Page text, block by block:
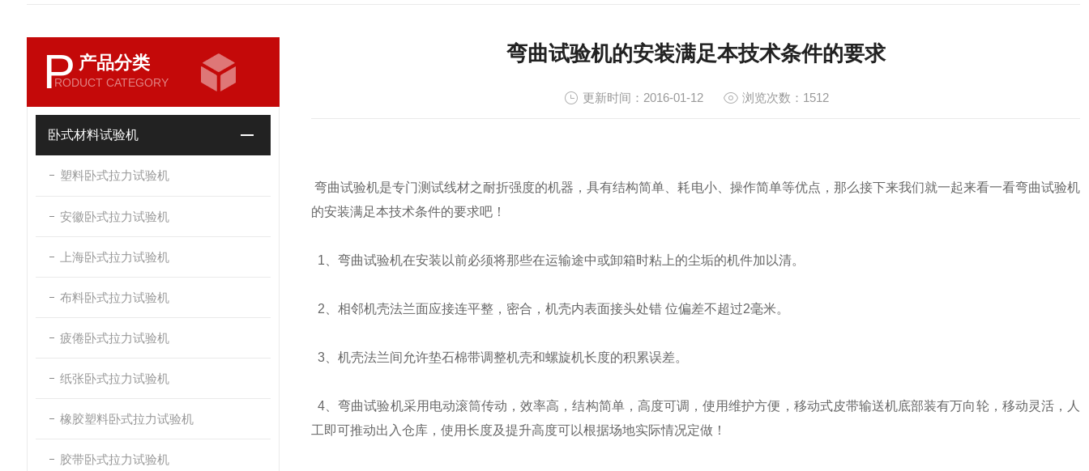
P 产品分类
RODUCT CATEGORY
卧式材料试验机
塑料卧式拉力试验机
安徽卧式拉力试验机
上海卧式拉力试验机
布料卧式拉力试验机
疲倦卧式拉力试验机
纸张卧式拉力试验机
橡胶塑料卧式拉力试验机
胶带卧式拉力试验机
弯曲试验机的安装满足本技术条件的要求
更新时间：2016-01-12 浏览次数：1512
弯曲试验机是专门测试线材之耐折强度的机器，具有结构简单、耗电小、操作简单等优点，那么接下来我们就一起来看一看弯曲试验机
的安装满足本技术条件的要求吧！
1、弯曲试验机在安装以前必须将那些在运输途中或卸箱时粘上的尘垢的机件加以清。
2、相邻机壳法兰面应接连平整，密合，机壳内表面接头处错 位偏差不超过2毫米。
3、机壳法兰间允许垫石棉带调整机壳和螺旋机长度的积累误差。
4、弯曲试验机采用电动滚筒传动，效率高，结构简单，高度可调，使用维护方便，移动式皮带输送机底部装有万向轮，移动灵活，人
工即可推动出入仓库，使用长度及提升高度可以根据场地实际情况定做！